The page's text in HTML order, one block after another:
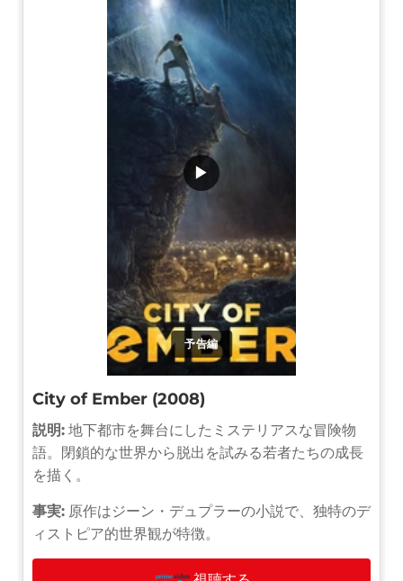
予告編
▶
City of Ember (2008)
説明: 地下都市を舞台にしたミステリアスな冒険物
語。閉鎖的な世界から脱出を試みる若者たちの成長
を描く。
事実: 原作はジーン・デュプラーの小説で、独特のデ
ィストピア的世界観が特徴。